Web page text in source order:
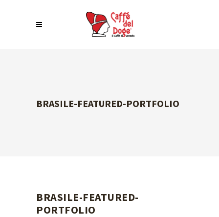
BRASILE-FEATURED-PORTFOLIO
BRASILE-FEATURED-
PORTFOLIO